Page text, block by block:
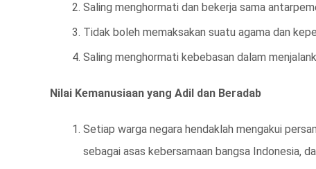
Saling menghormati dan bekerja sama
Tidak boleh memaksakan suatu agama dan
Saling menghormati kebebasan dalam
Nilai Kemanusiaan yang Adil dan Beradab
Setiap warga negara hendaklah mengakui
sebagai asas kebersamaan bangsa Indonesia,